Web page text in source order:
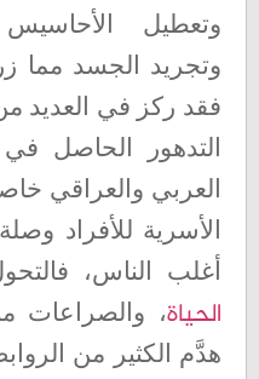
وتعطيل
وتجريد الجسد مما
فقد ركز في العديد
التدهور الحاصل في
العربي والعراقي
الأسرية للأفراد
أغلب الناس،
الحياة، والصراعات
هدَّم الكثير من